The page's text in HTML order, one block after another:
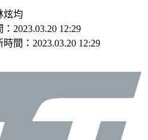
炫均
2023.03.20 12:29
間： 2023.03.20 12:29